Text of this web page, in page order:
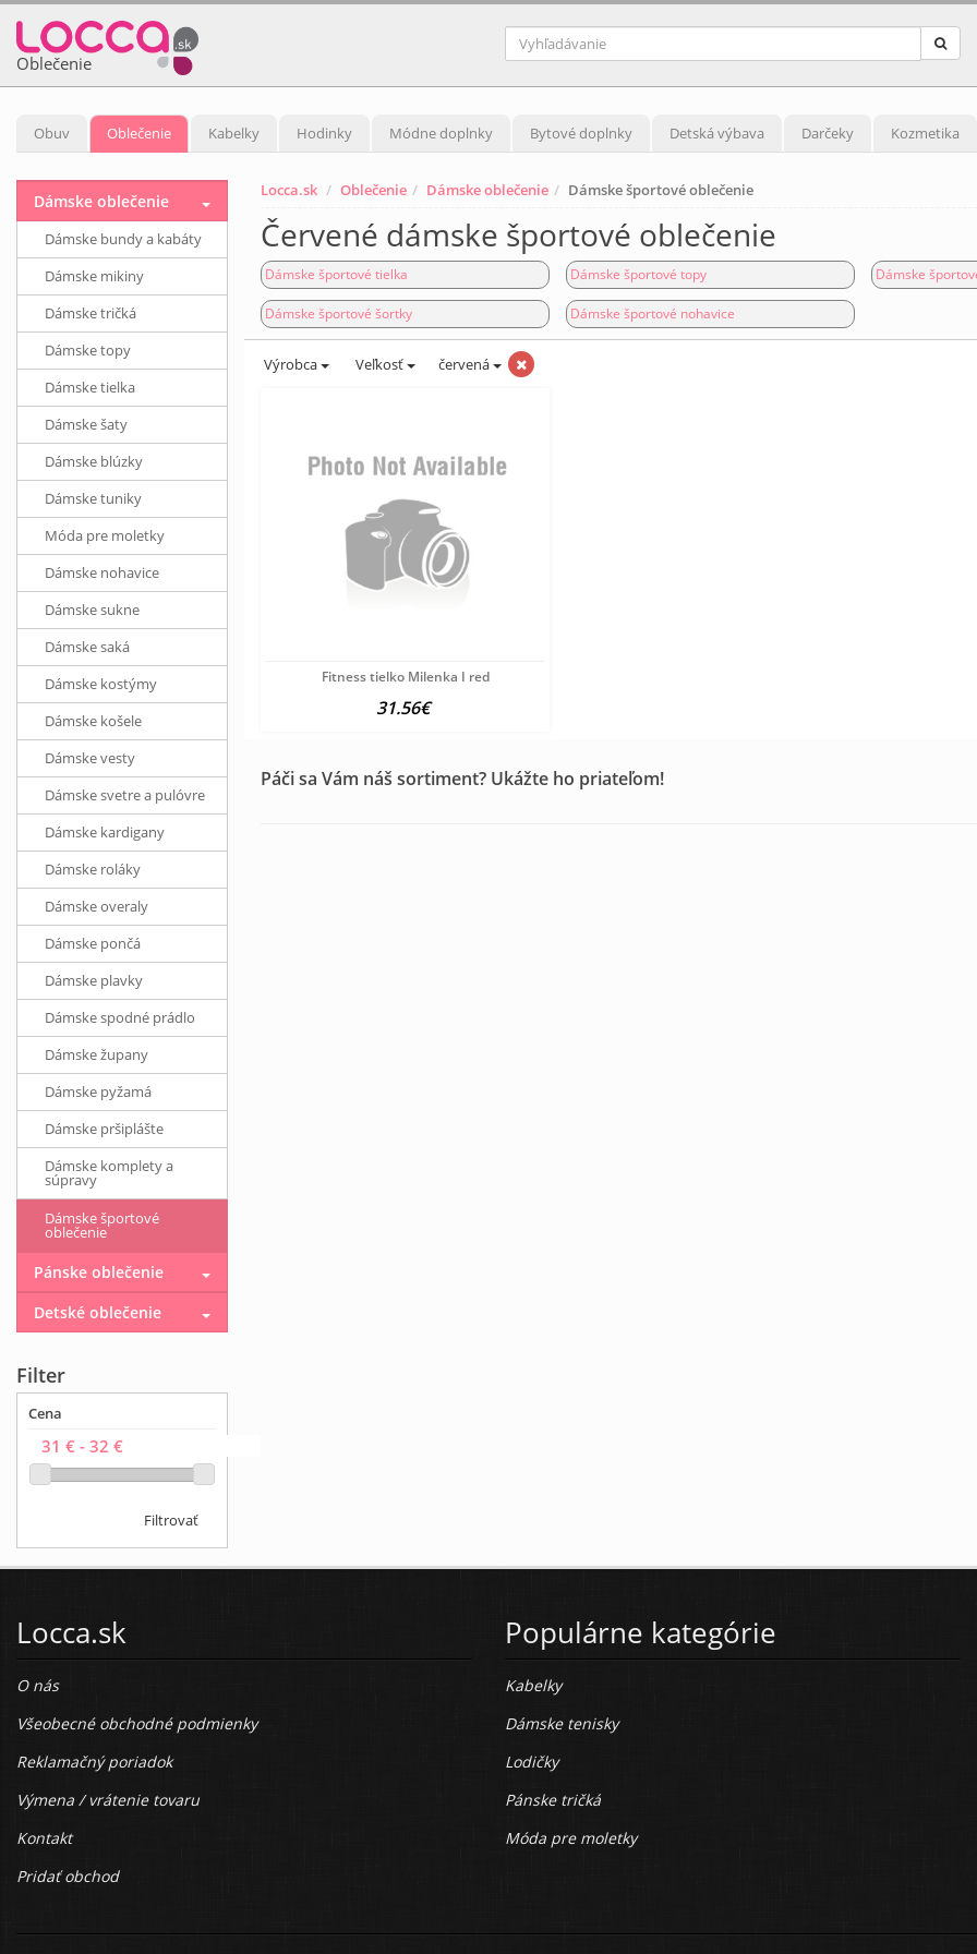
Oblečenie
Obuv Oblečenie Kabelky Hodinky Módne doplnky Bytové doplnky Detská výbava Darčeky Kozmetika
Locca.sk Oblečenie Dámske oblečenie Dámske športové oblečenie
Červené dámske športové oblečenie
Dámske športové tielka Dámske športové topy Dámske
Dámske športové šortky Dámske športové nohavice
Výrobca Veľkosť červená
Fitness tielko Milenka I red
31.56€
Páči sa Vám náš sortiment? Ukážte ho priateľom!
Dámske oblečenie
Dámske bundy a kabáty
Dámske mikiny
Dámske tričká
Dámske topy
Dámske tielka
Dámske šaty
Dámske blúzky
Dámske tuniky
Móda pre moletky
Dámske nohavice
Dámske sukne
Dámske saká
Dámske kostýmy
Dámske košele
Dámske vesty
Dámske svetre a pulóvre
Dámske kardigany
Dámske roláky
Dámske overaly
Dámske pončá
Dámske plavky
Dámske spodné prádlo
Dámske župany
Dámske pyžamá
Dámske pršiplášte
Dámske komplety a
súpravy
Dámske športové
oblečenie
Pánske oblečenie
Detské oblečenie
Filter
Cena
Filtrovať
Locca.sk
O nás
Všeobecné obchodné podmienky
Reklamačný poriadok
Výmena / vrátenie tovaru
Kontakt
Pridať obchod
Populárne kategórie
Kabelky
Dámske tenisky
Lodičky
Pánske tričká
Móda pre moletky